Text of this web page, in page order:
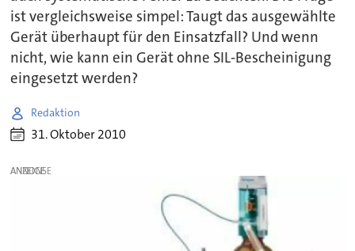
ist vergleichsweise simpel: Taugt das ausgewählte
Gerät überhaupt für den Einsatzfall? Und wenn
nicht, wie kann ein Gerät ohne SIL-Bescheinigung
eingesetzt werden?
Redaktion
31. Oktober 2010
ANZEIGE